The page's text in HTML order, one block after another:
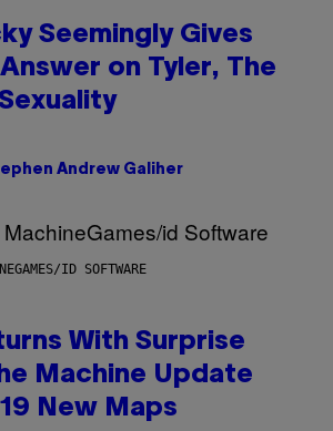
Seemingly Gives
on Tyler, The
Andrew Galiher
ID SOFTWARE
With Surprise
Machine Update
New Maps